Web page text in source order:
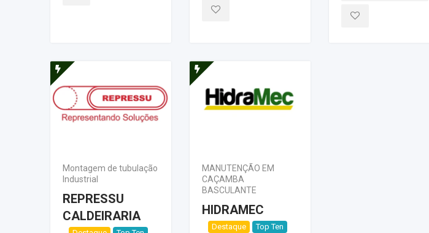
Montagem de tubulação
Industrial
REPRESSU
CALDEIRARIA
MANUTENÇÃO EM
CAÇAMBA
BASCULANTE
HIDRAMEC
Destaque Top Ten